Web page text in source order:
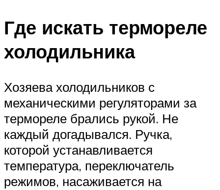
Где искать термореле
холодильника
Хозяева холодильников с
механическими регуляторами за
термореле брались рукой. Не
каждый догадывался. Ручка,
которой устанавливается
температура, переключатель
режимов, насаживается на